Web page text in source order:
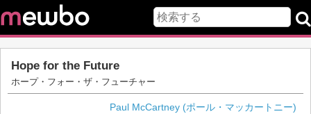
Hope for the Future
ホープ・フォー・ザ・フューチャー
Paul McCartney (ポール・マッカートニー)